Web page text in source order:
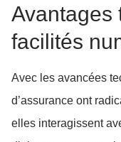
Avantages
facilités
Avec les avancées
d’assurance ont
elles interagissent